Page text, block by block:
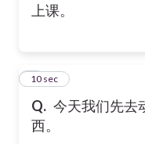
上课。
Q. 今天我们先去
西。
610 sec